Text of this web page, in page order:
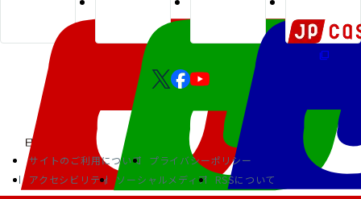
サイトのご利用について
プライバシーポリシー
アクセシビリティ
ソーシャルメディア RSSについて